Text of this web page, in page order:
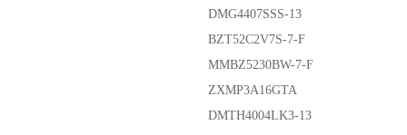
DMG4407SSS-13
BZT52C2V7S-7-F
MMBZ5230BW-7-F
ZXMP3A16GTA
DMTH4004LK3-13